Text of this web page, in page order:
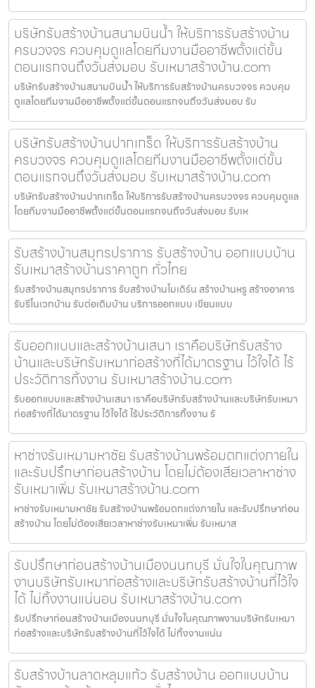
บริษัทรับสร้างบ้านสนามบินน้ำ ให้บริการรับสร้างบ้าน
ครบวงจร ควบคุมดูแลโดยทีมงานมืออาชีพตั้งแต่ขั้น
ตอนแรกจนถึงวันส่งมอบ รับเหมาสร้างบ้าน.com
บริษัทรับสร้างบ้านสนามบินน้ำ ให้บริการรับสร้างบ้านครบวงจร ควบคุม
ดูแลโดยทีมงานมืออาชีพตั้งแต่ขั้นตอนแรกจนถึงวันส่งมอบ รับ
บริษัทรับสร้างบ้านปากเกร็ด ให้บริการรับสร้างบ้าน
ครบวงจร ควบคุมดูแลโดยทีมงานมืออาชีพตั้งแต่ขั้น
ตอนแรกจนถึงวันส่งมอบ รับเหมาสร้างบ้าน.com
บริษัทรับสร้างบ้านปากเกร็ด ให้บริการรับสร้างบ้านครบวงจร ควบคุมดูแล
โดยทีมงานมืออาชีพตั้งแต่ขั้นตอนแรกจนถึงวันส่งมอบ รับเห
รับสร้างบ้านสมุทรปราการ รับสร้างบ้าน ออกแบบบ้าน
รับเหมาสร้างบ้านราคาถูก ทั่วไทย
รับสร้างบ้านสมุทรปราการ รับสร้างบ้านโมเดิร์น สร้างบ้านหรู สร้างอาคาร
รับรีโนเวทบ้าน รับต่อเติมบ้าน บริการออกแบบ เขียนแบบ
รับออกแบบและสร้างบ้านเสนา เราคือบริษัทรับสร้าง
บ้านและบริษัทรับเหมาก่อสร้างที่ได้มาตรฐาน ไว้ใจได้ ไร้
ประวัติการทิ้งงาน รับเหมาสร้างบ้าน.com
รับออกแบบและสร้างบ้านเสนา เราคือบริษัทรับสร้างบ้านและบริษัทรับเหมา
ก่อสร้างที่ได้มาตรฐาน ไว้ใจได้ ไร้ประวัติการทิ้งงาน รั
หาช่างรับเหมามหาชัย รับสร้างบ้านพร้อมตกแต่งภายใน
และรับปรึกษาก่อนสร้างบ้าน โดยไม่ต้องเสียเวลาหาช่าง
รับเหมาเพิ่ม รับเหมาสร้างบ้าน.com
หาช่างรับเหมามหาชัย รับสร้างบ้านพร้อมตกแต่งภายใน และรับปรึกษาก่อน
สร้างบ้าน โดยไม่ต้องเสียเวลาหาช่างรับเหมาเพิ่ม รับเหมาส
รับปรึกษาก่อนสร้างบ้านเมืองนนทบุรี มั่นใจในคุณภาพ
งานบริษัทรับเหมาก่อสร้างและบริษัทรับสร้างบ้านที่ไว้ใจ
ได้ ไม่ทิ้งงานแน่นอน รับเหมาสร้างบ้าน.com
รับปรึกษาก่อนสร้างบ้านเมืองนนทบุรี มั่นใจในคุณภาพงานบริษัทรับเหมา
ก่อสร้างและบริษัทรับสร้างบ้านที่ไว้ใจได้ ไม่ทิ้งงานแน่น
รับสร้างบ้านลาดหลุมแก้ว รับสร้างบ้าน ออกแบบบ้าน